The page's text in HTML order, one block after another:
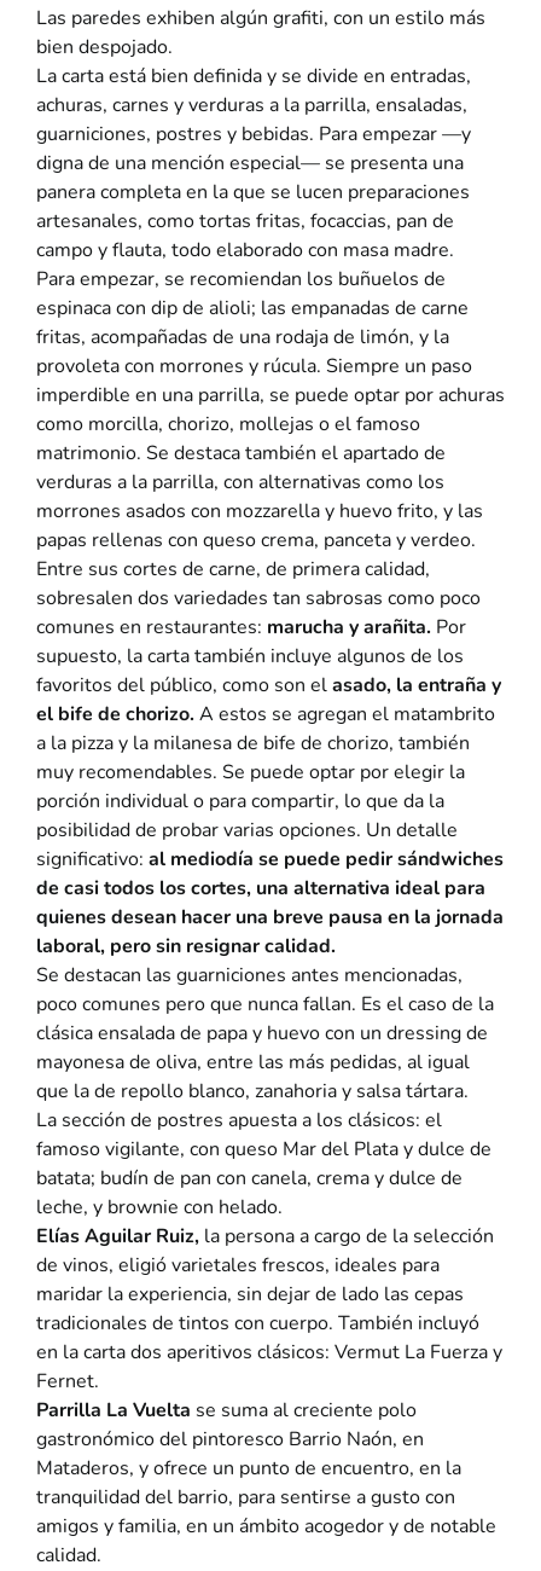
Las paredes exhiben algún grafiti, con un estilo más
bien despojado.
La carta está bien definida y se divide en entradas,
achuras, carnes y verduras a la parrilla, ensaladas,
guarniciones, postres y bebidas. Para empezar —y
digna de una mención especial— se presenta una
panera completa en la que se lucen preparaciones
artesanales, como tortas fritas, focaccias, pan de
campo y flauta, todo elaborado con masa madre.
Para empezar, se recomiendan los buñuelos de
espinaca con dip de alioli; las empanadas de carne
fritas, acompañadas de una rodaja de limón, y la
provoleta con morrones y rúcula. Siempre un paso
imperdible en una parrilla, se puede optar por achuras
como morcilla, chorizo, mollejas o el famoso
matrimonio. Se destaca también el apartado de
verduras a la parrilla, con alternativas como los
morrones asados con mozzarella y huevo frito, y las
papas rellenas con queso crema, panceta y verdeo.
Entre sus cortes de carne, de primera calidad,
sobresalen dos variedades tan sabrosas como poco
comunes en restaurantes: marucha y arañita. Por
supuesto, la carta también incluye algunos de los
favoritos del público, como son elasado, la entraña y
el bife de chorizo. A estos se agregan el matambrito
a la pizza y la milanesa de bife de chorizo, también
muy recomendables. Se puede optar por elegir la
porción individual o para compartir, lo que da la
posibilidad de probar varias opciones. Un detalle
significativo: al mediodía se puede pedir sándwiches
de casi todos los cortes, una alternativa ideal para
quienes desean hacer una breve pausa en la jornada
laboral, pero sin resignar calidad.
Se destacan las guarniciones antes mencionadas,
poco comunes pero que nunca fallan. Es el caso de la
clásica ensalada de papa y huevo con un dressing de
mayonesa de oliva, entre las más pedidas, al igual
que la de repollo blanco, zanahoria y salsa tártara.
La sección de postres apuesta a los clásicos: el
famoso vigilante, con queso Mar del Plata y dulce de
batata; budín de pan con canela, crema y dulce de
leche, y brownie con helado.
Elías Aguilar Ruiz, la persona a cargo de la selección
de vinos, eligió varietales frescos, ideales para
maridar la experiencia, sin dejar de lado las cepas
tradicionales de tintos con cuerpo. También incluyó
en la carta dos aperitivos clásicos: Vermut La Fuerza y
Fernet.
Parrilla La Vuelta se suma al creciente polo
gastronómico del pintoresco Barrio Naón, en
Mataderos, y ofrece un punto de encuentro, en la
tranquilidad del barrio, para sentirse a gusto con
amigos y familia, en un ámbito acogedor y de notable
calidad.